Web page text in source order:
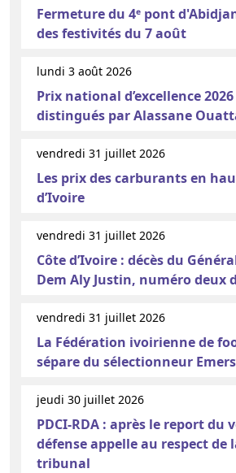
Fermeture du 4ᵉ pont
des festivités du 7 août
lundi 3 août 2026
Prix national d’excellence
distingués par Alassane
vendredi 31 juillet 2026
Les prix des carburants en
d’Ivoire
vendredi 31 juillet 2026
Côte d’Ivoire : décès du
Dem Aly Justin, numéro deux
vendredi 31 juillet 2026
La Fédération ivoirienne de
sépare du sélectionneur
jeudi 30 juillet 2026
PDCI-RDA : après le report du
défense appelle au respect de
tribunal